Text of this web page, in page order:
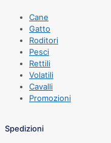
Cane
Gatto
Roditori
Pesci
Rettili
Volatili
Cavalli
Promozioni
Spedizioni